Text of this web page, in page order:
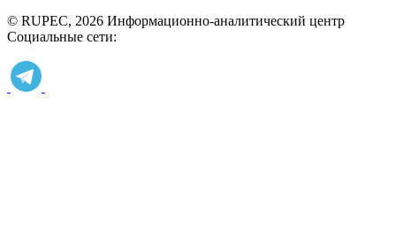
© RUPEC, 2026 Информационно-аналитический центр
Социальные сети: